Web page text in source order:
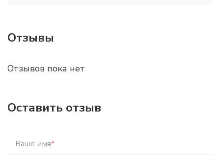
Отзывы
Отзывов пока нет
Оставить отзыв
Ваше имя*